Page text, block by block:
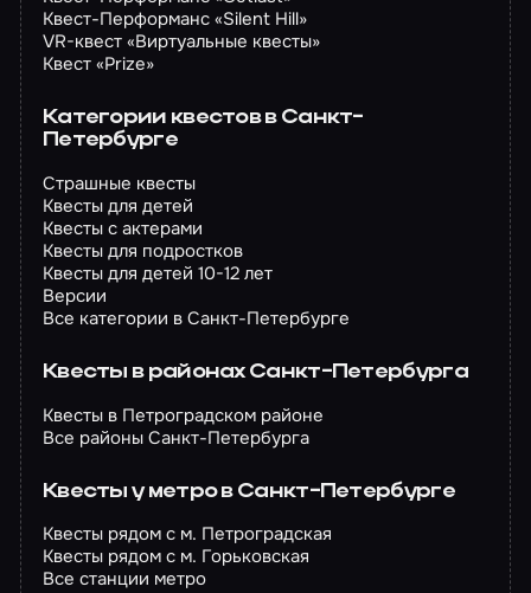
Квест-Перформанс «Silent Hill»
VR-квест «Виртуальные квесты»
Квест «Prize»
Категории квестов в Санкт-
Петербурге
Страшные квесты
Квесты для детей
Квесты с актерами
Квесты для подростков
Квесты для детей 10-12 лет
Версии
Все категории в Санкт-Петербурге
Квесты в районах Санкт-Петербурга
Квесты в Петроградском районе
Все районы Санкт-Петербурга
Квесты у метро в Санкт-Петербурге
Квесты рядом с м. Петроградская
Квесты рядом с м. Горьковская
Все станции метро